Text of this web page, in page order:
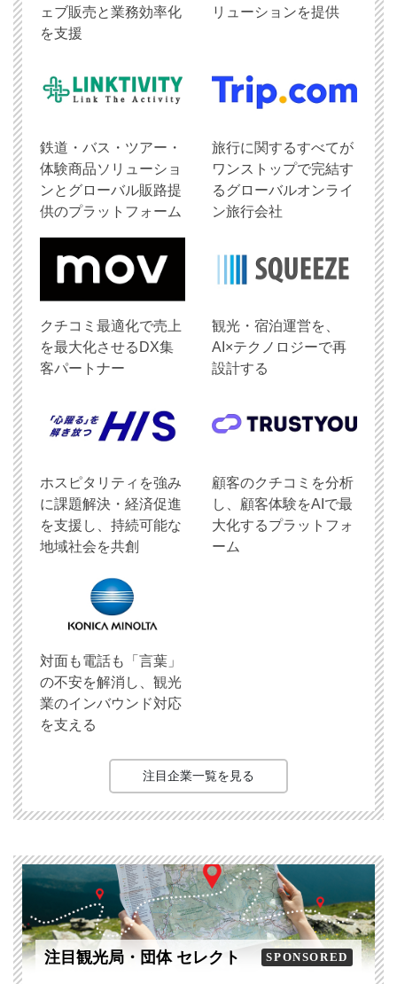
ェブ販売と業務効率化
を支援
リューションを提供
鉄道・バス・ツアー・
体験商品ソリューショ
ンとグローバル販路提
供のプラットフォーム
旅行に関するすべてが
ワンストップで完結す
るグローバルオンライ
ン旅行会社
クチコミ最適化で売上
を最大化させるDX集
客パートナー
観光・宿泊運営を、
AI×テクノロジーで再
設計する
ホスピタリティを強み
に課題解決・経済促進
を支援し、持続可能な
地域社会を共創
顧客のクチコミを分析
し、顧客体験をAIで最
大化するプラットフォ
ーム
対面も電話も「言葉」
の不安を解消し、観光
業のインバウンド対応
を支える
注目企業一覧を見る
注目観光局・団体 セレクト SPONSORED